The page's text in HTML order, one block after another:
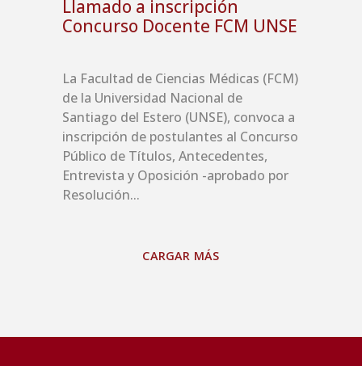
Llamado a inscripción
Concurso Docente FCM UNSE
La Facultad de Ciencias Médicas (FCM)
de la Universidad Nacional de
Santiago del Estero (UNSE), convoca a
inscripción de postulantes al Concurso
Público de Títulos, Antecedentes,
Entrevista y Oposición -aprobado por
Resolución...
CARGAR MÁS